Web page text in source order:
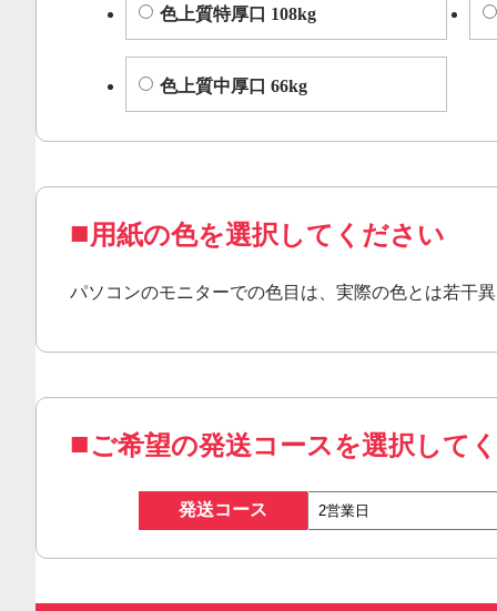
色上質特厚口 108kg
色上質中厚口 66kg
用紙の色を選択してください
パソコンのモニターでの色目は、実際の色とは若干
ご希望の発送コースを選択して
発送コース